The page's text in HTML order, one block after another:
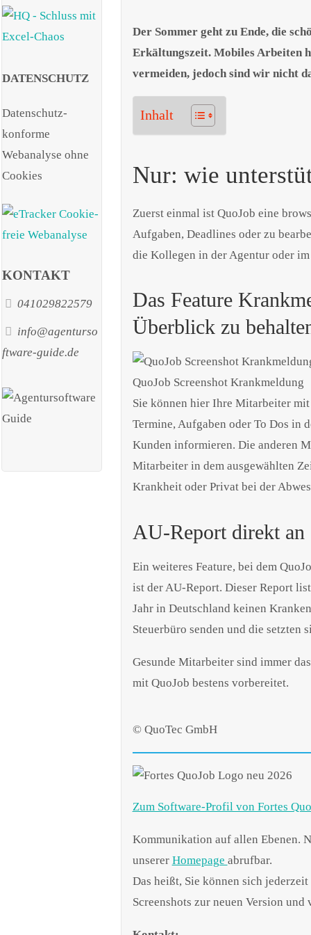
Der Sommer geht zu Ende, die
Erkältungszeit. Mobiles Arbeiten
vermeiden, jedoch sind wir nicht
Inhalt
Nur: wie
Zuerst einmal ist QuoJob eine
Aufgaben, Deadlines oder zu
die Kollegen in der Agentur oder
Das Feature
Überblick zu
QuoJob Screenshot Krankmeldung
Sie können hier Ihre Mitarbeiter
Termine, Aufgaben oder To Dos in
Kunden informieren. Die anderen
Mitarbeiter in dem ausgewählten
Krankheit oder Privat bei der
AU-Report direkt an
Ein weiteres Feature, bei dem
ist der AU-Report. Dieser Report
Jahr in Deutschland keinen
Steuerbüro senden und die setzten
Gesunde Mitarbeiter sind immer
mit QuoJob bestens vorbereitet.
© QuoTec GmbH
Zum Software-Profil von Fortes
Kommunikation auf allen Ebenen.
unserer Homepage abrufbar.
Das heißt, Sie können sich
Screenshots zur neuen Version und
DATENSCHUTZ
Datenschutz-
konforme
Webanalyse ohne
Cookies
KONTAKT
041029822579
info@agenturso
ftware-guide.de